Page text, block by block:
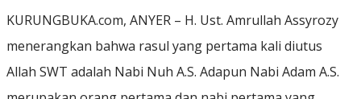
KURUNGBUKA.com, ANYER – H. Ust. Amrullah Assyrozy
menerangkan bahwa rasul yang pertama kali diutus
Allah SWT adalah Nabi Nuh A.S. Adapun Nabi Adam A.S.